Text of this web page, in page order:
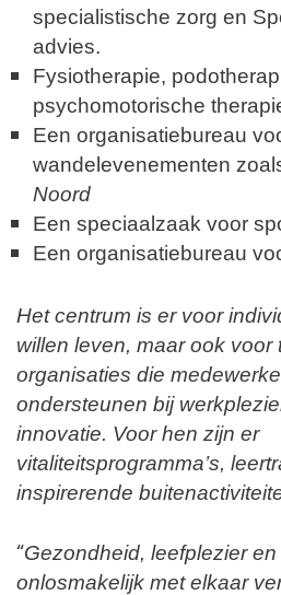
specialistische zorg en
advies.
Fysiotherapie,
psychomotorische
Een organisatiebureau
wandelevenementen
Noord
Een speciaalzaak voor
Een organisatiebureau
Het centrum is er voor
willen leven, maar ook voor
organisaties die
ondersteunen bij
innovatie. Voor hen zijn er
vitaliteitsprogramma’s,
inspirerende
“Gezondheid, leefplezier
onlosmakelijk met elkaar